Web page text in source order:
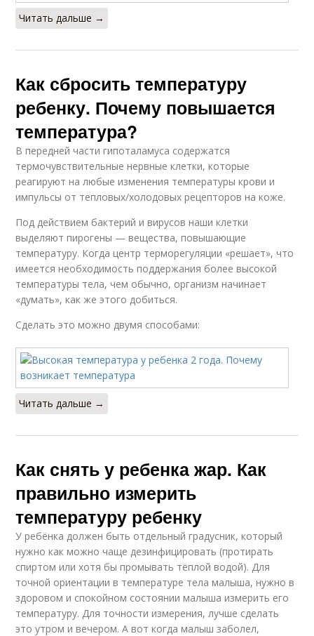
Читать дальше →
Как сбросить температуру
ребенку. Почему повышается
температура?
В передней части гипоталамуса содержатся
термочувствительные нервные клетки, которые
реагируют на любые изменения температуры крови и
импульсы от тепловых/холодовых рецепторов на коже.
Под действием бактерий и вирусов наши клетки
выделяют пирогены — вещества, повышающие
температуру. Когда центр терморегуляции «решает», что
имеется необходимость поддержания более высокой
температуры тела, чем обычно, организм начинает
«думать», как же этого добиться.
Сделать это можно двумя способами:
Читать дальше →
Как снять у ребенка жар. Как
правильно измерить
температуру ребенку
У ребёнка должен быть отдельный градусник, который
нужно как можно чаще дезинфицировать (протирать
спиртом или хотя бы промывать тёплой водой). Для
точной ориентации в температуре тела малыша, нужно в
здоровом и спокойном состоянии малыша измерить его
температуру. Для точности измерения, лучше сделать
это утром и вечером. А вот когда малыш заболел,